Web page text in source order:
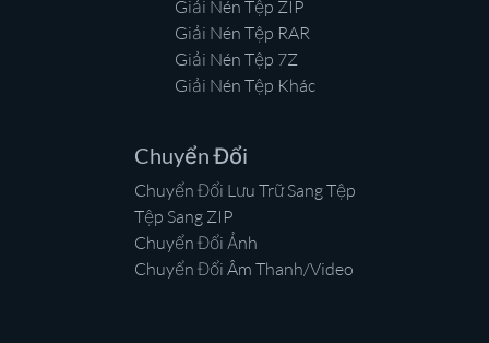
Giải Nén Tệp ZIP
Giải Nén Tệp RAR
Giải Nén Tệp 7Z
Giải Nén Tệp Khác
Chuyển Đổi
Chuyển Đổi Lưu Trữ Sang Tệp
Tệp Sang ZIP
Chuyển Đổi Ảnh
Chuyển Đổi Âm Thanh/Video